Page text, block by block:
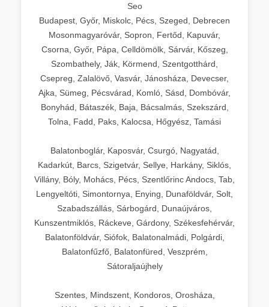
Seo
Budapest, Győr, Miskolc, Pécs, Szeged, Debrecen
Mosonmagyaróvár, Sopron, Fertőd, Kapuvár,
Csorna, Győr, Pápa, Celldömölk, Sárvár, Kőszeg,
Szombathely, Ják, Körmend, Szentgotthárd,
Csepreg, Zalalövő, Vasvár, Jánosháza, Devecser,
Ajka, Sümeg, Pécsvárad, Komló, Sásd, Dombóvár,
Bonyhád, Bátaszék, Baja, Bácsalmás, Szekszárd,
Tolna, Fadd, Paks, Kalocsa, Hőgyész, Tamási
Balatonboglár, Kaposvár, Csurgó, Nagyatád,
Kadarkút, Barcs, Szigetvár, Sellye, Harkány, Siklós,
Villány, Bóly, Mohács, Pécs, Szentlőrinc Andocs, Tab,
Lengyeltóti, Simontornya, Enying, Dunaföldvár, Solt,
Szabadszállás, Sárbogárd, Dunaújváros,
Kunszentmiklós, Ráckeve, Gárdony, Székesfehérvár,
Balatonföldvár, Siófok, Balatonalmádi, Polgárdi,
Balatonfűzfő, Balatonfüred, Veszprém,
Sátoraljaújhely
Szentes, Mindszent, Kondoros, Orosháza,